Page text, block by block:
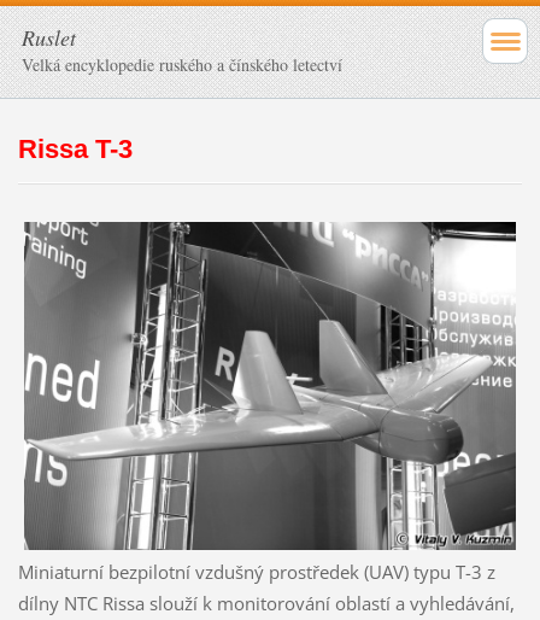
Ruslet
Velká encyklopedie ruského a čínského letectví
Rissa T-3
Miniaturní bezpilotní vzdušný prostředek (UAV) typu T-3 z
dílny NTC Rissa slouží k monitorování oblastí a vyhledávání,